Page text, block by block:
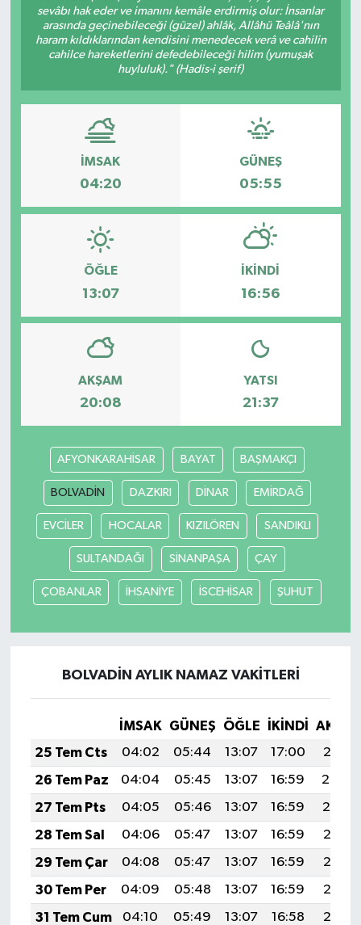
sevâbı hak eder ve imanını kemâle erdirmiş olur: İnsanlar
arasında geçinebileceği (güzel) ahlâk, Allâhü Teâlâ'nın
haram kıldıklarından kendisini menedecek verâ ve cahilin
cahilce hareketlerini defedebileceği hilim (yumuşak
huyluluk)." (Hadis-i şerif)
İMSAK
04:20
GÜNEŞ
05:55
ÖĞLE
13:07
İKINDI
16:56
AKŞAM
20:08
YATSI
21:37
AFYONKARAHİSAR BAYAT BAŞMAKÇI
BOLVADİN DAZKIRI DİNAR EMİRDAĞ
EVCİLER HOCALAR KIZILÖREN SANDIKLI
SULTANDAĞI SİNANPAŞA ÇAY
ÇOBANLAR İHSANİYE İSCEHİSAR ŞUHUT
BOLVADİN AYLIK NAMAZ VAKITLERI
İMSAK GÜNEŞ ÖĞLE İKINDI
25 Tem Cts
04:02 05:44 13:07 17:00
20:21
26 Tem Paz
04:04 05:45 13:07 16:59
20:20
27 Tem Pts
04:05 05:46 13:07 16:59
20:19
28 Tem Sal
04:06 05:47 13:07 16:59
20:18
29 Tem Çar
04:08 05:47 13:07 16:59
20:17
30 Tem Per
04:09 05:48 13:07 16:59
20:16
31 Tem Cum
04:10 05:49 13:07 16:58
20:15